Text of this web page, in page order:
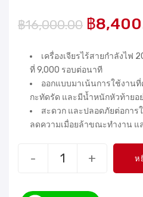
฿16,000.00 ฿
เครื่องเจียรไร้สายกำลังไฟ
ที่ 9,000 รอบต่อนาที
ออกแบบมาเน้นการใช้งาน
กะทัดรัด และมีน้ำหนักหัวท้ายอ
สะดวก และปลอดภัยต่อกา
ลดความเมื่อยล้าขณะทำงาน แ
- + ห